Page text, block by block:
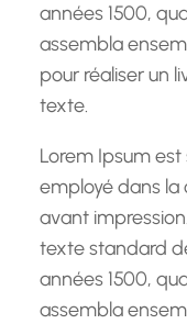
années 1500,
assembla
pour réaliser un
texte.
Lorem Ipsum
employé dans
avant
texte standard
années 1500,
assembla